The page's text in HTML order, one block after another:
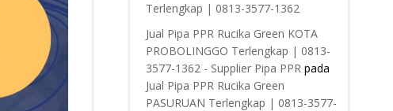
Terlengkap | 0813-3577-1362
Jual Pipa PPR Rucika Green KOTA
PROBOLINGGO Terlengkap | 0813-
3577-1362 - Supplier Pipa PPRpada
Jual Pipa PPR Rucika Green
PASURUAN Terlengkap | 0813-3577-